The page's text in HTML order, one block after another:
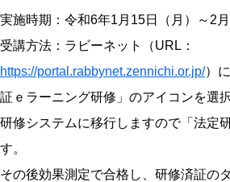
実施時期：令和6年1月15日（月）～2
受講方法：ラビーネット（URL：
https://portal.rabbynet.zennichi.or.jp/）
証ｅラーニング研修」のアイコンを選
研修システムに移行しますので「法定
す。
その後効果測定で合格し、研修済証の